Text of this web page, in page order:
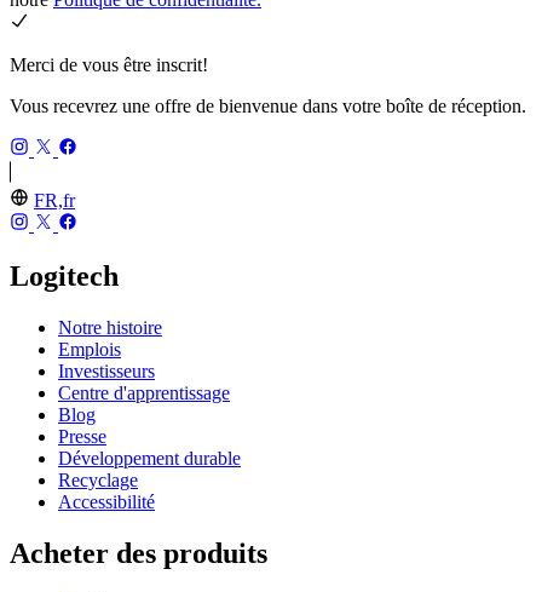
Merci de vous être inscrit!
Vous recevrez une offre de bienvenue dans votre boîte de réception.
FR,fr
Logitech
Notre histoire
Emplois
Investisseurs
Centre d'apprentissage
Blog
Presse
Développement durable
Recyclage
Accessibilité
Acheter des produits